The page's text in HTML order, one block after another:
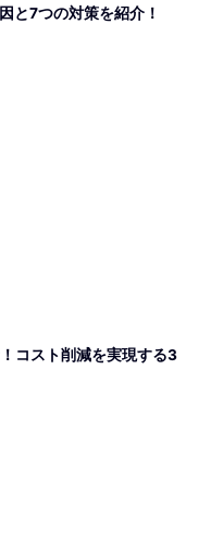
と7つの対策を紹介！
コスト削減を実現する3